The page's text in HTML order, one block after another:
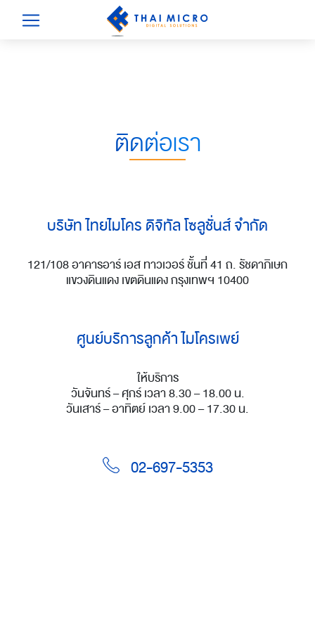
ติดต่อเรา
บริษัท ไทยไมโคร ดิจิทัล โซลูชั่นส์ จำกัด
121/108 อาคารอาร์ เอส ทาวเวอร์ ชั้นที่ 41 ถ. รัชดาภิเษก
แขวงดินแดง เขตดินแดง กรุงเทพฯ 10400
ศูนย์บริการลูกค้า ไมโครเพย์
ให้บริการ
วันจันทร์ – ศุกร์ เวลา 8.30 – 18.00 น.
วันเสาร์ – อาทิตย์ เวลา 9.00 – 17.30 น.
02-697-5353